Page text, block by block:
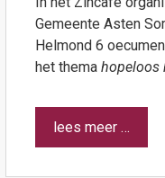
Gemeente Asten
Helmond 6
het thema hopeloos
lees meer …